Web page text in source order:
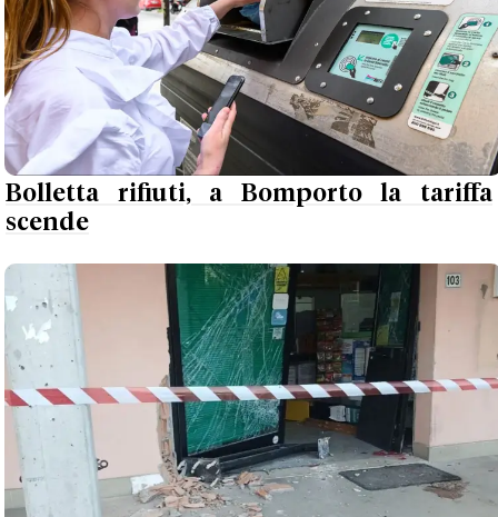
Bolletta rifiuti, a Bomporto la tariffa
scende